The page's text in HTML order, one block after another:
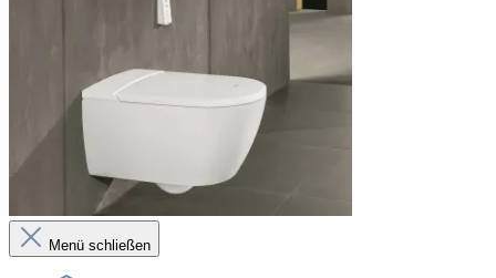
Menü schließen